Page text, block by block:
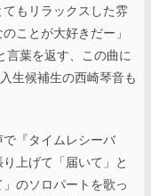
もリラックスした雰
ことが大好きだー」
言葉を返す、この曲に
生候補生の西崎琴音も
『タイムレシーバ
上げて「届いて」と
のソロパートを歌っ